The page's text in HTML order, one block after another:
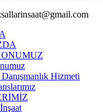
Hizmeti